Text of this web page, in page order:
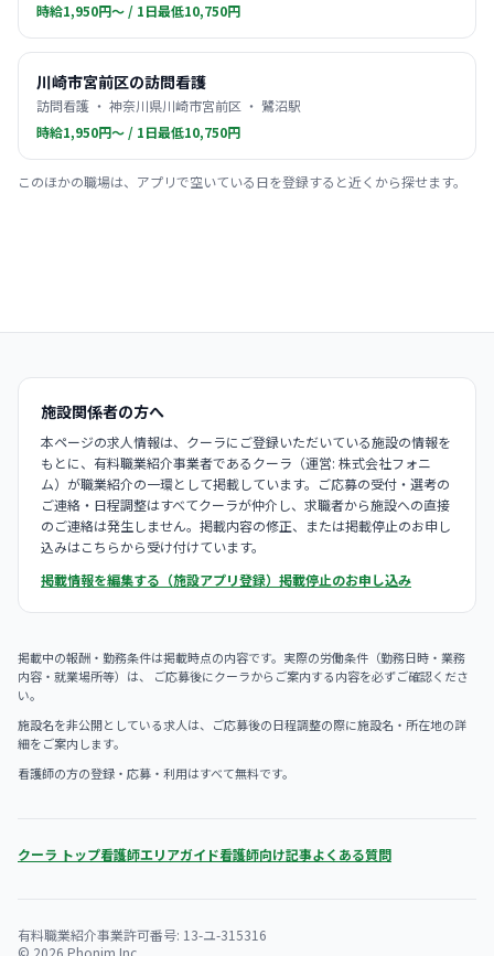
時給1,950円〜 / 1日最低10,750円
川崎市宮前区の訪問看護
訪問看護 ・ 神奈川県川崎市宮前区 ・ 鷺沼駅
時給1,950円〜 / 1日最低10,750円
このほかの職場は、アプリで空いている日を登録すると近くから探せます。
施設関係者の方へ
本ページの求人情報は、クーラにご登録いただいている施設の情報を
もとに、有料職業紹介事業者であるクーラ（運営: 株式会社フォニ
ム）が職業紹介の一環として掲載しています。ご応募の受付・選考の
ご連絡・日程調整はすべてクーラが仲介し、求職者から施設への直接
のご連絡は発生しません。掲載内容の修正、または掲載停止のお申し
込みはこちらから受け付けています。
掲載情報を編集する（施設アプリ登録） 掲載停止のお申し込み
掲載中の報酬・勤務条件は掲載時点の内容です。実際の労働条件（勤務日時・業務
内容・就業場所等）は、 ご応募後にクーラからご案内する内容を必ずご確認くださ
い。
施設名を非公開としている求人は、ご応募後の日程調整の際に施設名・所在地の詳
細をご案内します。
看護師の方の登録・応募・利用はすべて無料です。
クーラ トップ看護師エリアガイド看護師向け記事よくある質問
有料職業紹介事業許可番号: 13-ユ-315316